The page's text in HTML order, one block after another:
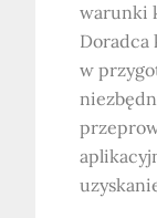
warunki
Doradca
w